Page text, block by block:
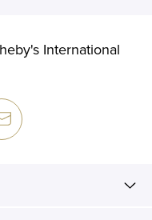
International